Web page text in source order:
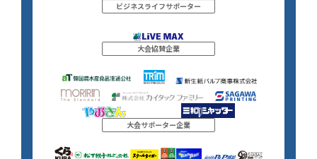
ビジネスライフサポーター
大会協賛企業
大会サポーター企業